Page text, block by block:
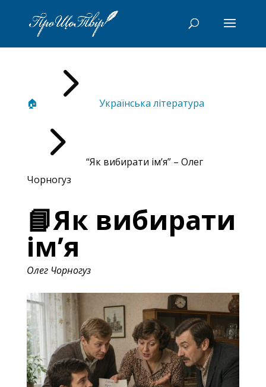
🏠 5 Українська література
5
“Як вибирати ім’я” – Олег
Чорногуз
📘Як вибирати
ім’я
Олег Чорногуз